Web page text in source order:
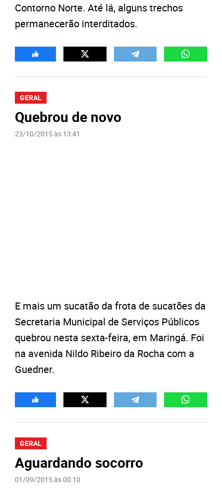
Contorno Norte. Até lá, alguns trechos
permanecerão interditados.
GERAL
Quebrou de novo
23/10/2015 às 13:41
E mais um sucatão da frota de sucatões da
Secretaria Municipal de Serviços Públicos
quebrou nesta sexta-feira, em Maringá. Foi
na avenida Nildo Ribeiro da Rocha com a
Guedner.
GERAL
Aguardando socorro
01/09/2015 às 00:10